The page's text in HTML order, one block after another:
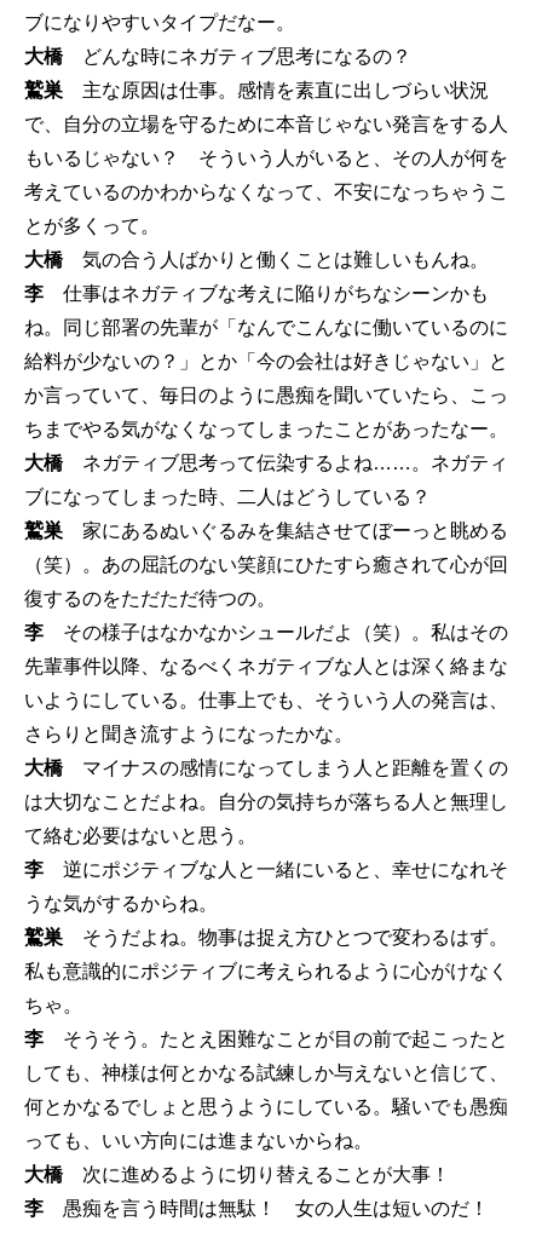
ブになりやすいタイプだなー。
大橋どんな時にネガティブ思考になるの？
鷲巣 主な原因は仕事。感情を素直に出しづらい状況
で、自分の立場を守るために本音じゃない発言をする人
もいるじゃない？ そういう人がいると、その人が何を
考えているのかわからなくなって、不安になっちゃうこ
とが多くって。
大橋気の合う人ばかりと働くことは難しいもんね。
李 仕事はネガティブな考えに陥りがちなシーンかも
ね。同じ部署の先輩が「なんでこんなに働いているのに
給料が少ないの？」とか「今の会社は好きじゃない」と
か言っていて、毎日のように愚痴を聞いていたら、こっ
ちまでやる気がなくなってしまったことがあったなー。
大橋ネガティブ思考って伝染するよね……。ネガティ
ブになってしまった時、二人はどうしている？
鷲巣 家にあるぬいぐるみを集結させてぼーっと眺める
（笑）。あの屈託のない笑顔にひたすら癒されて心が回
復するのをただただ待つの。
李 その様子はなかなかシュールだよ（笑）。私はその
先輩事件以降、なるべくネガティブな人とは深く絡まな
いようにしている。仕事上でも、そういう人の発言は、
さらりと聞き流すようになったかな。
大橋マイナスの感情になってしまう人と距離を置くの
は大切なことだよね。自分の気持ちが落ちる人と無理し
て絡む必要はないと思う。
李 逆にポジティブな人と一緒にいると、幸せになれそ
うな気がするからね。
鷲巣 そうだよね。物事は捉え方ひとつで変わるはず。
私も意識的にポジティブに考えられるように心がけなく
ちゃ。
李 そうそう。たとえ困難なことが目の前で起こったと
しても、神様は何とかなる試練しか与えないと信じて、
何とかなるでしょと思うようにしている。騒いでも愚痴
っても、いい方向には進まないからね。
大橋次に進めるように切り替えることが大事！
李 愚痴を言う時間は無駄！ 女の人生は短いのだ！